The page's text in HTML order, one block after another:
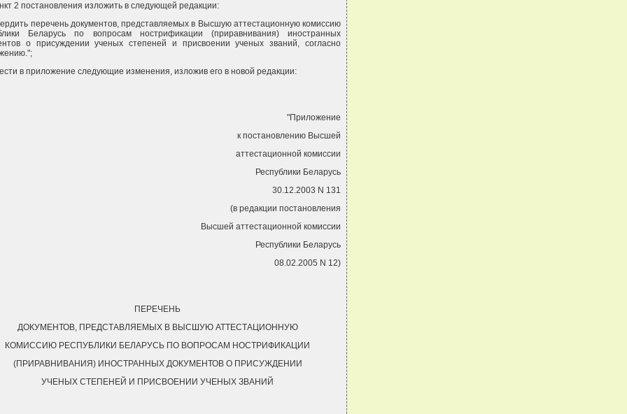
2 постановления изложить в следующей редакции:
перечень документов, представляемых в Высшую аттестационную комиссию
Беларусь по вопросам нострификации (приравнивания) иностранных
о присуждении ученых степеней и присвоении ученых званий, согласно
в приложение следующие изменения, изложив его в новой редакции:
"Приложение
к постановлению Высшей
аттестационной комиссии
Республики Беларусь
30.12.2003 N 131
(в редакции постановления
Высшей аттестационной комиссии
Республики Беларусь
08.02.2005 N 12)
ПЕРЕЧЕНЬ
ДОКУМЕНТОВ, ПРЕДСТАВЛЯЕМЫХ В ВЫСШУЮ АТТЕСТАЦИОННУЮ
КОМИССИЮ РЕСПУБЛИКИ БЕЛАРУСЬ ПО ВОПРОСАМ НОСТРИФИКАЦИИ
(ПРИРАВНИВАНИЯ) ИНОСТРАННЫХ ДОКУМЕНТОВ О ПРИСУЖДЕНИИ
УЧЕНЫХ СТЕПЕНЕЙ И ПРИСВОЕНИИ УЧЕНЫХ ЗВАНИЙ